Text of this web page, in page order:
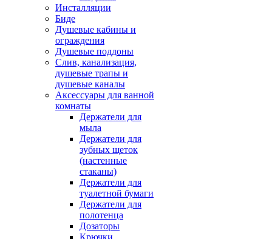
Инсталляции
Биде
Душевые кабины и
ограждения
Душевые поддоны
Слив, канализация,
душевые трапы и
душевые каналы
Аксессуары для ванной
комнаты
Держатели для
мыла
Держатели для
зубных щеток
(настенные
стаканы)
Держатели для
туалетной бумаги
Держатели для
полотенца
Дозаторы
Крючки